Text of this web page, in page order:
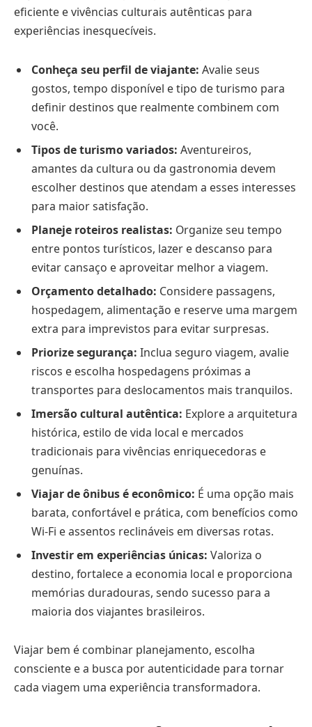
eficiente e vivências culturais autênticas para
experiências inesquecíveis.
Conheça seu perfil de viajante: Avalie seus
gostos, tempo disponível e tipo de turismo para
definir destinos que realmente combinem com
você.
Tipos de turismo variados: Aventureiros,
amantes da cultura ou da gastronomia devem
escolher destinos que atendam a esses interesses
para maior satisfação.
Planeje roteiros realistas: Organize seu tempo
entre pontos turísticos, lazer e descanso para
evitar cansaço e aproveitar melhor a viagem.
Orçamento detalhado: Considere passagens,
hospedagem, alimentação e reserve uma margem
extra para imprevistos para evitar surpresas.
Priorize segurança: Inclua seguro viagem, avalie
riscos e escolha hospedagens próximas a
transportes para deslocamentos mais tranquilos.
Imersão cultural autêntica: Explore a arquitetura
histórica, estilo de vida local e mercados
tradicionais para vivências enriquecedoras e
genuínas.
Viajar de ônibus é econômico: É uma opção mais
barata, confortável e prática, com benefícios como
Wi-Fi e assentos reclináveis em diversas rotas.
Investir em experiências únicas: Valoriza o
destino, fortalece a economia local e proporciona
memórias duradouras, sendo sucesso para a
maioria dos viajantes brasileiros.
Viajar bem é combinar planejamento, escolha
consciente e a busca por autenticidade para tornar
cada viagem uma experiência transformadora.